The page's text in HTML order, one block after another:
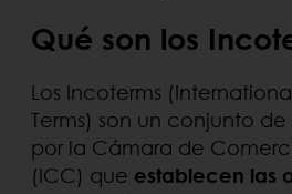
Qué son los
Los Incoterms
Terms) son un conjunto
por la Cámara de
(ICC) que establecen las